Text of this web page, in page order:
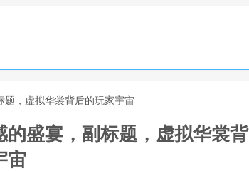
题，虚拟华裳背后的玩家宇宙
盛宴，副标题，虚拟华裳背
宙